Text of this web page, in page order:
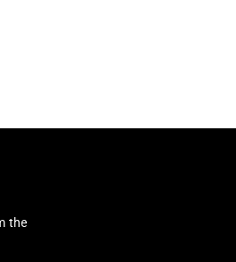
the